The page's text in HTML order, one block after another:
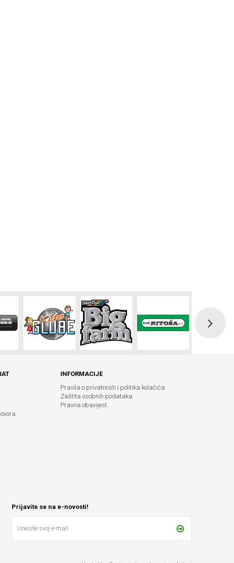
INFORMACIJE
Pravila o privatnosti i politika kolačića
Zaštita osobnih podataka
Pravna obavijest
Prijavite se na e-novosti!